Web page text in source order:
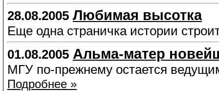
28.08.2005 Любимая высотка
Еще одна страничка истории
01.08.2005 Альма-матер
МГУ по-прежнему остается
Подробнее »